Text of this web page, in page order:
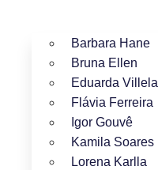
Barbara Hane
Bruna Ellen
Eduarda Villela
Flávia Ferreira
Igor Gouvê
Kamila Soares
Lorena Karlla